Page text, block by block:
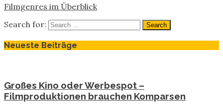
Filmgenres im Überblick
Search for:
Neueste Beiträge
Großes Kino oder Werbespot –
Filmproduktionen brauchen Komparsen